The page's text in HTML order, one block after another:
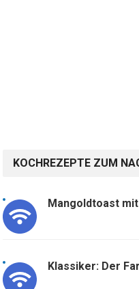
KOCHREZEPTE ZUM
Mangoldtoast
Klassiker: Der